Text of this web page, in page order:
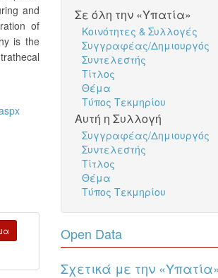
and
of
is the
Σε όλη την «Υπατία»
Κοινότητες & Συλλογές
Συγγραφέας/Δημιουργός
Συντελεστής
Τίτλος
Θέμα
Τύπος Τεκμηρίου
Αυτή η Συλλογή
Συγγραφέας/Δημιουργός
Συντελεστής
Τίτλος
Θέμα
Τύπος Τεκμηρίου
Open Data
Σχετικά με την «Υπατία»